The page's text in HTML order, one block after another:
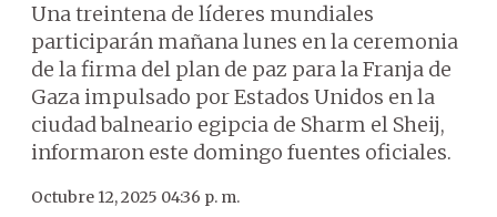
Una treintena de líderes mundiales
participarán mañana lunes en la ceremonia
de la firma del plan de paz para la Franja de
Gaza impulsado por Estados Unidos en la
ciudad balneario egipcia de Sharm el Sheij,
informaron este domingo fuentes oficiales.
Octubre 12, 2025 04:36 p. m.